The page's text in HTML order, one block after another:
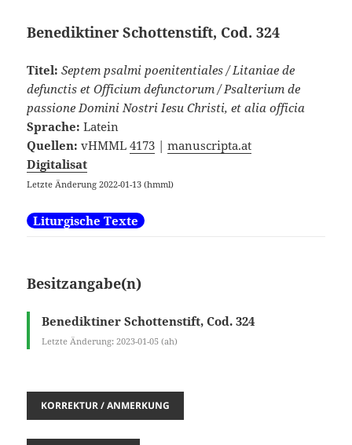
Benediktiner Schottenstift, Cod. 324
Titel:Septem psalmi poenitentiales / Litaniae de
defunctis et Officium defunctorum / Psalterium de
passione Domini Nostri Iesu Christi, et alia officia
Sprache:Latein
Quellen:vHMML4173 |manuscripta.at
Digitalisat
Letzte Änderung 2022-01-13 (hmml)
Liturgische Texte
Besitzangabe(n)
Benediktiner Schottenstift, Cod. 324
Letzte Änderung: 2023-01-05 (ah)